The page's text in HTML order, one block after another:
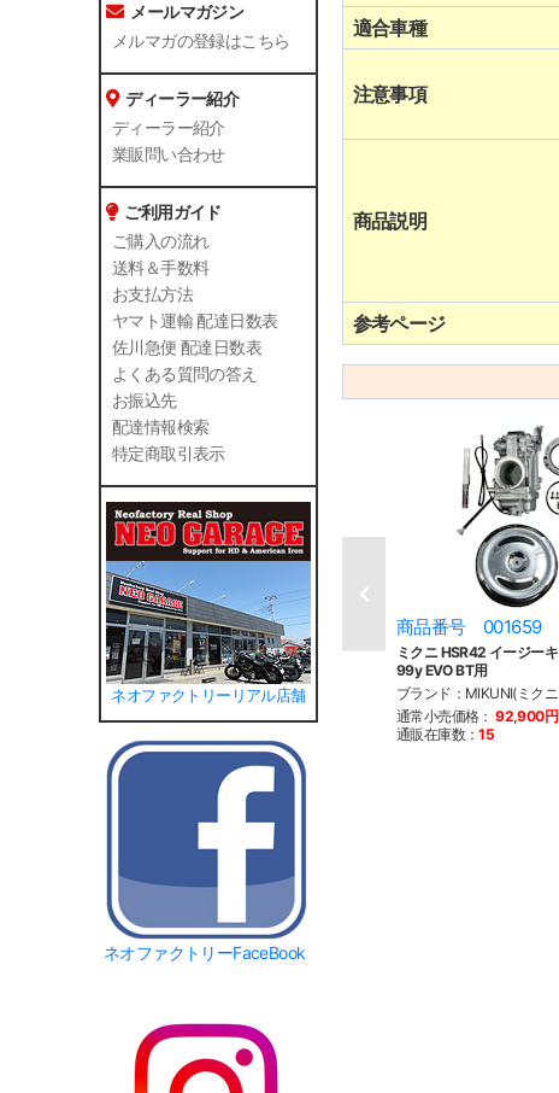
メールマガジン
メルマガの登録はこちら
ディーラー紹介
ディーラー紹介
業販問い合わせ
ご利用ガイド
ご購入の流れ
送料＆手数料
お支払方法
ヤマト運輸 配達日数表
佐川急便 配達日数表
よくある質問の答え
お振込先
配達情報検索
特定商取引表示
ネオファクトリーリアル店舗
ネオファクトリーFaceBook
適合車種
注意事項
商品説明
参考ページ
商品番号 001659
ミクニ HSR42 イージー
99y EVO BT用
ブランド：MIKUNI(ミク
通常小売価格： 92,900円
通販在庫数：15